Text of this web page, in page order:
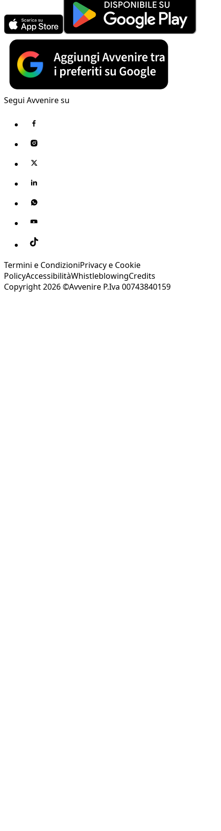
Segui Avvenire su
Termini e CondizioniPrivacy e Cookie
PolicyAccessibilitàWhistleblowingCredits
Copyright 2026 ©Avvenire P.Iva 00743840159